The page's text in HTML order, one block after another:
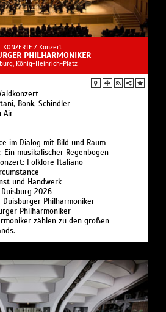
KONZERTE / Konzert
PHILHARMONIKER
König-Heinrich-Platz
Bonk, Schindler
Air
im Dialog mit Bild und Raum
Ein musikalischer Regenbogen
Folklore Italiano
und Handwerk
2026
Duisburger Philharmoniker
Philharmoniker
zählen zu den großen